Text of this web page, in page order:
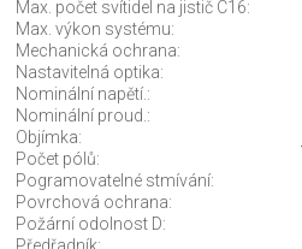
Max. počet svítidel na jistič C16:
Max. výkon systému:
Mechanická ochrana:
Nastavitelná optika:
Nominální napětí.:
Nominální proud.:
Objímka:
Počet pólů:
Pogramovatelné stmívání:
Povrchová ochrana:
Požární odolnost D: